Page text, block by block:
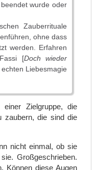
wurde oder
Zauberrituale
ohne dass
werden. Erfahren
[Doch wieder
Liebesmagie
Zielgruppe, die
zaubern, die sind die
nicht einmal, ob sie
Großgeschrieben.
Können diese Augen